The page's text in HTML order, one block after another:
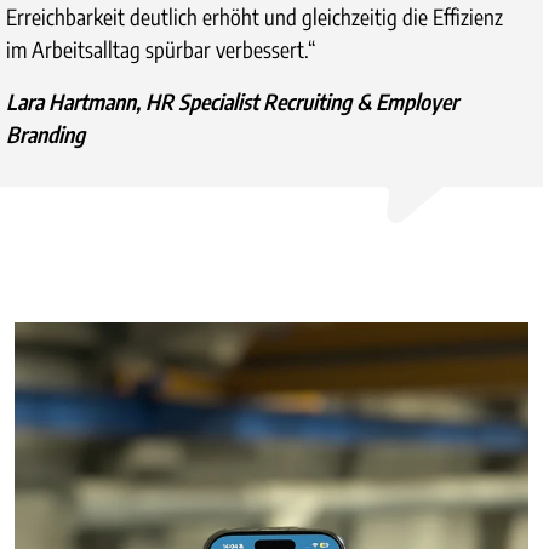
Erreichbarkeit deutlich erhöht und gleichzeitig die Effizienz
im Arbeitsalltag spürbar verbessert.“
Lara Hartmann, HR Specialist Recruiting & Employer
Branding